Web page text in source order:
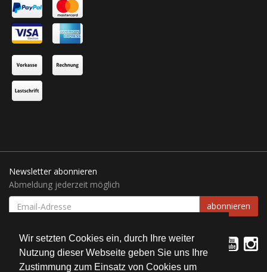
Wir setzten Cookies ein, durch Ihre weiter
Nutzung dieser Webseite geben Sie uns Ihre
Zustimmung zum Einsatz von Cookies um
Newsletter abonnieren
Abmeldung jederzeit möglich
EMAIL-
ADRESSE
abonnieren